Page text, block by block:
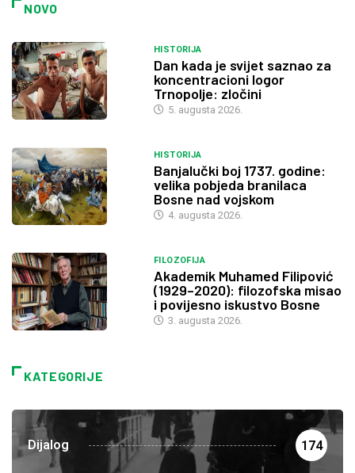
NOVO
HISTORIJA
Dan kada je svijet saznao za
koncentracioni logor
Trnopolje: zločini
5. augusta 2026.
HISTORIJA
Banjalučki boj 1737. godine:
velika pobjeda branilaca
Bosne nad vojskom
4. augusta 2026.
FILOZOFIJA
Akademik Muhamed Filipović
(1929–2020): filozofska misao
i povijesno iskustvo Bosne
3. augusta 2026.
KATEGORIJE
Dijalog 174